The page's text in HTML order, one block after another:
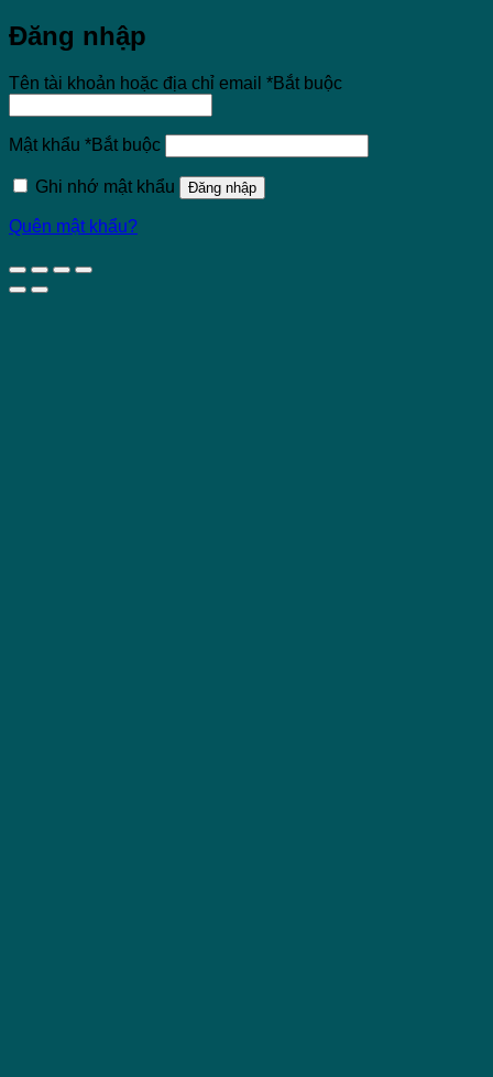
Đăng nhập
Tên tài khoản hoặc địa chỉ email *Bắt buộc
Mật khẩu *Bắt buộc
Ghi nhớ mật khẩu Đăng nhập
Quên mật khẩu?